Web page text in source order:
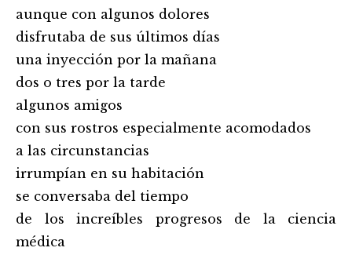
aunque con algunos dolores
disfrutaba de sus últimos días
una inyección por la mañana
dos o tres por la tarde
algunos amigos
con sus rostros especialmente acomodados
a las circunstancias
irrumpían en su habitación
se conversaba del tiempo
de los increíbles progresos de la ciencia
médica